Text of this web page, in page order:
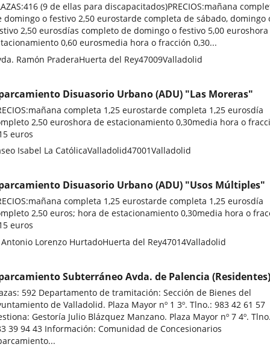
(9 de ellas para discapacitados)PRECIOS:mañana
domingo o festivo 2,50 eurostarde completa de sábado, domingo
2,50 eurosdías completo de domingo o festivo 5,00
0,60 eurosmedia hora o fracción 0,30...
Ramón PraderaHuerta del Rey47009Valladolid
Disuasorio Urbano (ADU) "Las Moreras"
completa 1,25 eurostarde completa 1,25 eurosdía
2,50 euroshora de estacionamiento 0,30media hora o
euros
Isabel La CatólicaValladolid47001Valladolid
Disuasorio Urbano (ADU) "Usos Múltiples"
completa 1,25 eurostarde completa 1,25 eurosdía
2,50 euros; hora de estacionamiento 0,30media hora o
euros
Lorenzo HurtadoHuerta del Rey47014Valladolid
Subterráneo Avda. de Palencia (Residentes)
592 Departamento de tramitación: Sección de Bienes del
de Valladolid. Plaza Mayor nº 1 3º. Tlno.: 983 42 61 57
Gestoría Julio Blázquez Manzano. Plaza Mayor nº 7 4º.
39 94 43 Información: Comunidad de Concesionarios